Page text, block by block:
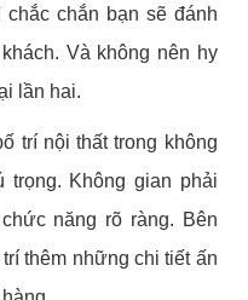
chắn bạn sẽ đánh
Và không nên hy
lần hai.
trí nội thất trong không
Không gian phải
năng rõ ràng. Bên
thêm những chi tiết ấn